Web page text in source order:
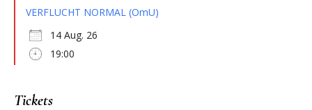
VERFLUCHT NORMAL (OmU)
14 Aug. 26
19:00
Tickets